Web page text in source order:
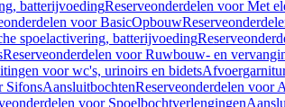
batterijvoedingReserveonderdelen voor Met
voor BasicOpbouw
spoelactivering, batterijvoeding
Reserveonderdelen voor Ruwbouw- en
voor wc's, urinoirs en bidets
SifonsAansluitbochtenReserveonderdelen voor
voor Spoelbochtverlengingen